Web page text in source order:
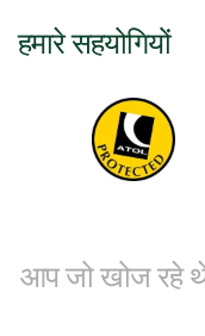
हमारे सहयोगियों
आप जो खोज रहे थे